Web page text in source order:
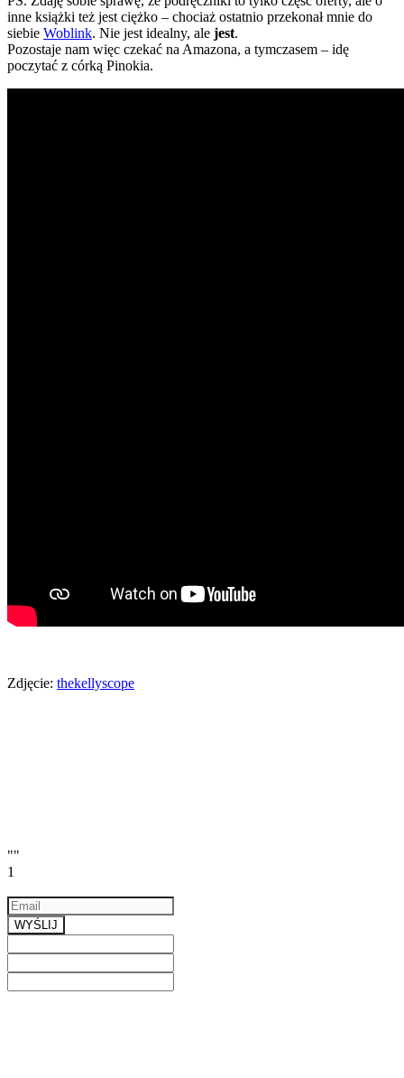
inne książki też jest ciężko – chociaż ostatnio przekonał mnie do
siebie Woblink. Nie jest idealny, ale jest.
Pozostaje nam więc czekać na Amazona, a tymczasem – idę
poczytać z córką Pinokia.
Zdjęcie: thekellyscope
""
1
WYŚLIJ